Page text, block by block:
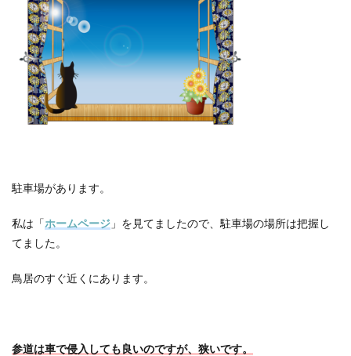
駐車場があります。
私は「ホームページ 」を見てましたので、駐車場の場所は把握し
てました。
鳥居のすぐ近くにあります。
参道は車で侵入しても良いのですが、狭いです。